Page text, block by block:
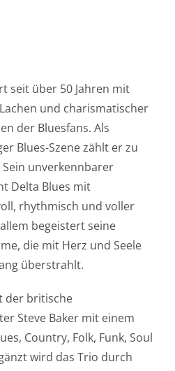
seit über 50 Jahren mit
und charismatischer
der Bluesfans. Als
Blues-Szene zählt er zu
unverkennbarer
Delta Blues mit
rhythmisch und voller
begeistert seine
die mit Herz und Seele
überstrahlt.
der britische
Steve Baker mit einem
Country, Folk, Funk, Soul
wird das Trio durch